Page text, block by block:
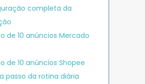
completa da
de 10 anúncios Mercado
de 10 anúncios Shopee
passo da rotina diária